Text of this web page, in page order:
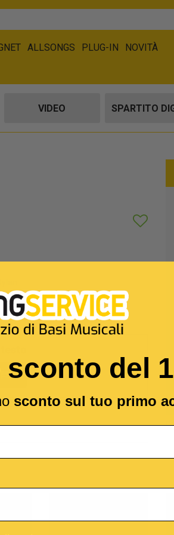
ALLSONGS PLUG-IN
NOVITÀ
VIDEO SPARTITO
del
sconto sul tuo primo